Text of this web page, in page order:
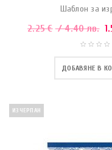
Шаблон за
2.25€ / 4.40 лв.
ДОБАВЯНЕ В
ИЗЧЕРПАН